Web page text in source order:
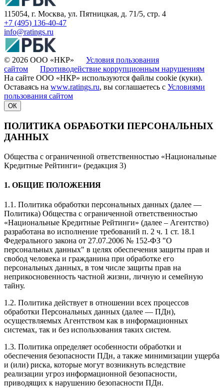
115054, г. Москва, ул. Пятницкая, д. 71/5, стр. 4
+7 (495) 136-40-47
info@ratings.ru
© 2026 ООО «НКР» Условия пользования
сайтом
Противодействие коррупционным нарушениям
На сайте ООО «НКР» используются файлы cookie (куки).
Оставаясь на www.ratings.ru, вы соглашаетесь с Условиями
пользования сайтом
ОК
ПОЛИТИКА ОБРАБОТКИ ПЕРСОНАЛЬНЫХ
ДАННЫХ
Общества с ограниченной ответственностью «Национальные
Кредитные Рейтинги» (редакция 3)
1. ОБЩИЕ ПОЛОЖЕНИЯ
1.1. Политика обработки персональных данных (далее —
Политика) Общества с ограниченной ответственностью
«Национальные Кредитные Рейтинги» (далее – Агентство)
разработана во исполнение требований п. 2 ч. 1 ст. 18.1
Федерального закона от 27.07.2006 № 152-ФЗ "О
персональных данных" в целях обеспечения защиты прав и
свобод человека и гражданина при обработке его
персональных данных, в том числе защиты прав на
неприкосновенность частной жизни, личную и семейную
тайну.
1.2. Политика действует в отношении всех процессов
обработки Персональных данных (далее — ПДн),
осуществляемых Агентством как в информационных
системах, так и без использования таких систем.
1.3. Политика определяет особенности обработки и
обеспечения безопасности ПДн, а также минимизации ущерба
и (или) риска, которые могут возникнуть вследствие
реализации угроз информационной безопасности,
приводящих к нарушению безопасности ПДн.